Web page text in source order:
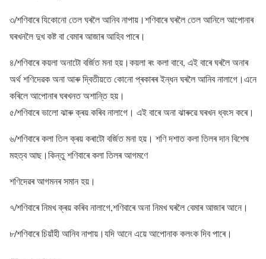
৩/শণিবাৰে যিকোনো তেল ঘৰলৈ আনিব নাপায়।শণিবাৰে ঘৰলৈ তেল আনিলে আপোনাৰ
ঘৰখনলৈ দুখ কষ্ট বা বেমাৰ আজাৰ আহিব পাৰে।
৪/শণিবাৰে কয়লা অনাটো বৰ্জিত মনা হয়।কয়লা ৰং কলা বাবে, এই বাৰে ঘৰলৈ অনাৰ
অৰ্থ শণিদেৱক অনা আৰু দ্বিতীয়তে কোনো প্ৰকাৰৰ ইন্ধন ঘৰলৈ আনিব নালাগে।এনে
কৰিলে আপোনাৰ ঘৰখনত অশান্তি হয়।
৫/শণিবাৰে ভালো ঝাৰু ক্ৰয় কৰিব নালাগে। এই বাৰে অনা ঝাৰুৱে ঘৰখন ধ্বংস কৰে।
৬/শণিবাৰে কলা তিল ক্ৰয় কৰাটো বৰ্জিত মনা হয়। শণি দশাত কলা তিলৰ দান বিশেষ
মহত্ব আছ।কিন্তু শণিবাৰে কলা তিলৰ আগমণে
শণিদেৱৰ আগমনৰ সমান হয়।
৭/শণিবাৰে নিমখ ক্ৰয় কৰিব নালাগে,শণিবাৰে অনা নিমখ ঘৰলৈ বেমাৰ আজাৰ আনে।
৮/শণিবাৰে চিয়াঁহী আনিব নাপায়।যদি আনে এয়ে আপোনাক কলংক দিব পাৰে।